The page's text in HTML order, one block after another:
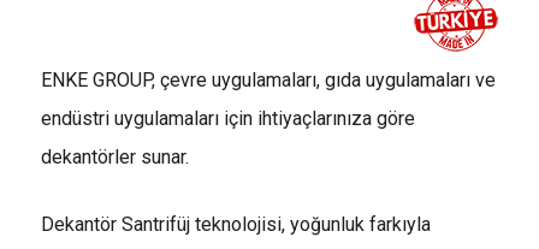
ENKE GROUP, çevre uygulamaları, gıda uygulamaları ve
endüstri uygulamaları için ihtiyaçlarınıza göre
dekantörler sunar.
Dekantör Santrifüj teknolojisi, yoğunluk farkıyla